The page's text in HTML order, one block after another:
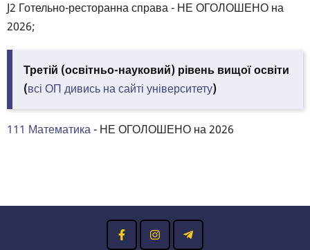
J2 Готельно-ресторанна справа - НЕ ОГОЛОШЕНО на
2026;
Третій (освітньо-науковий) рівень вищої освіти
(всі ОП дивись на сайті університету)
111 Математика- НЕ ОГОЛОШЕНО на 2026